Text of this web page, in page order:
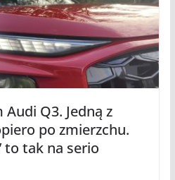
Audi Q3. Jedną z
po zmierzchu.
to tak na serio